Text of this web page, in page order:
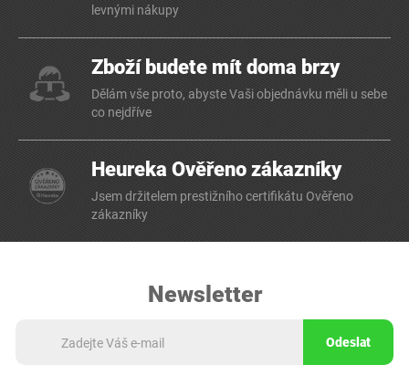
levnými nákupy
Zboží budete mít doma brzy
Dělám vše proto, abyste Vaši objednávku měli u sebe
co nejdříve
Heureka Ověřeno zákazníky
Jsem držitelem prestižního certifikátu Ověřeno
zákazníky
Newsletter
Odeslat